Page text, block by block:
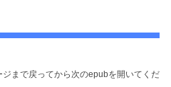
まで戻ってから次のepubを開いてくだ